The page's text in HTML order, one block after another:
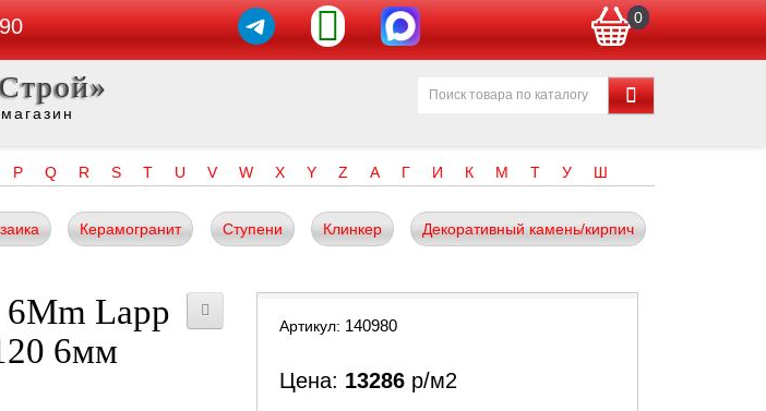
0
P Q R S T U V W X Y Z А Г И К М Т У Ш
Керамогранит Ступени Клинкер Декоративный камень/кирпич
Lapp
6мм
Артикул: 140980
Цена: 13286 р/м2